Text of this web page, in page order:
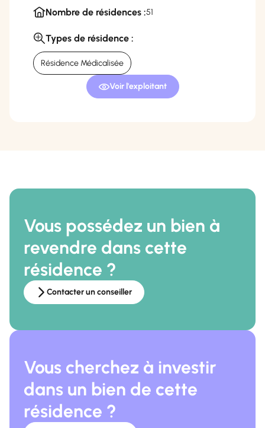
Nombre de résidences :51
Types de résidence :
Résidence Médicalisée
Voir l'exploitant
Vous possédez un bien à
revendre dans cette
résidence ?
Contacter un conseiller
Vous cherchez à investir
dans un bien de cette
résidence ?